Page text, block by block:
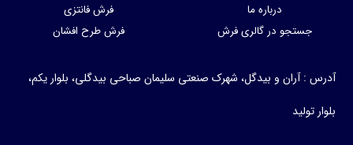
درباره ما
جستجو در گالری فرش
فرش فانتزی
فرش طرح افشان
آدرس : آران و بیدگل، شهرک صنعتی سلیمان صباحی بیدگلی، بلوار یکم،
بلوار تولید